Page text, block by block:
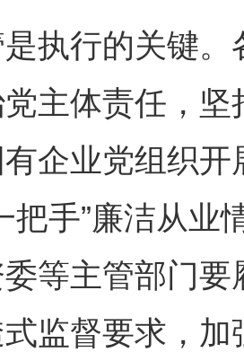
行的关键。
主体责任，
企业党组织
把手”廉洁从业
等主管部门
监督要求，